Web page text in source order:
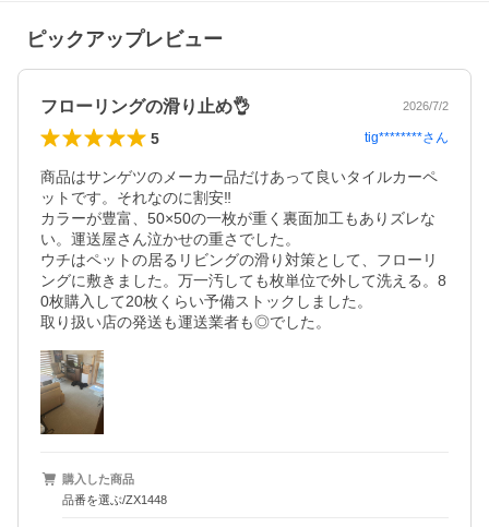
ピックアップレビュー
フローリングの滑り止め👌 2026/7/2
5 tig********さん
商品はサンゲツのメーカー品だけあって良いタイルカーペ
ットです。それなのに割安‼️
カラーが豊富、50×50の一枚が重く裏面加工もありズレな
い。運送屋さん泣かせの重さでした。
ウチはペットの居るリビングの滑り対策として、フローリ
ングに敷きました。万一汚しても枚単位で外して洗える。8
0枚購入して20枚くらい予備ストックしました。
取り扱い店の発送も運送業者も◎でした。
購入した商品
品番を選ぶ/ZX1448